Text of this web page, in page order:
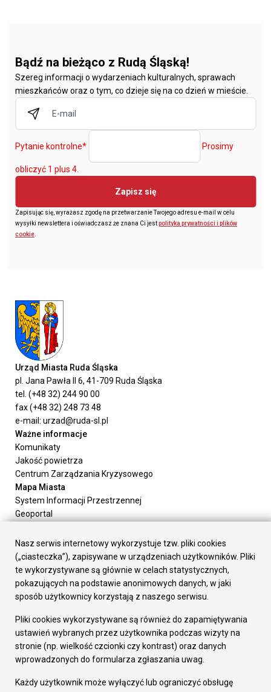
Bądź na bieżąco z Rudą Śląską!
Szereg informacji o wydarzeniach kulturalnych, sprawach
mieszkańców oraz o tym, co dzieje się na co dzień w mieście.
Pytanie kontrolne* Prosimy
obliczyć 1 plus 4.
Zapisz się
Zapisując się, wyrażasz zgodę na przetwarzanie Twojego adresu e-mail w celu
wysyłki newslettera i oświadczasz że znana Ci jestpolityka prywatności i plików
cookie.
Urząd Miasta Ruda Śląska
pl. Jana Pawła II 6, 41-709 Ruda Śląska
tel. (+48 32) 244 90 00
fax (+48 32) 248 73 48
e-mail: urzad@ruda-sl.pl
Ważne informacje
Komunikaty
Jakość powietrza
Centrum Zarządzania Kryzysowego
Mapa Miasta
System Informacji Przestrzennej
Geoportal
Załatw sprawę
Prezydent Miasta
Rada Miasta
Wydziały
Elektroniczna Skrzynka Podawcza
Gospodarka
Fundusze europejskie
Środki krajowe
Oferty inwestycyjne
Pozostałe
Nasz serwis internetowy wykorzystuje tzw. pliki cookies
(„ciasteczka”), zapisywane w urządzeniach użytkowników. Pliki
te wykorzystywane są głównie w celach statystycznych,
pokazujących na podstawie anonimowych danych, w jaki
sposób użytkownicy korzystają z naszego serwisu.
Pliki cookies wykorzystywane są również do zapamiętywania
ustawień wybranych przez użytkownika podczas wizyty na
stronie (np. wielkość czcionki czy kontrast) oraz danych
wprowadzonych do formularza zgłaszania uwag.
Każdy użytkownik może wyłączyć lub ograniczyć obsługę